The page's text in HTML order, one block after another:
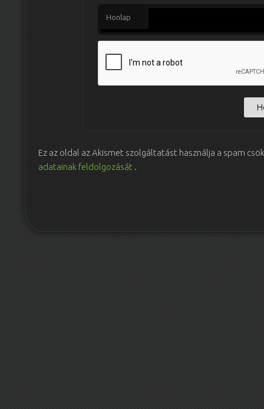
Honlap
Ez az oldal az Akismet szolgáltatást használja a spam
adatainak feldolgozását .